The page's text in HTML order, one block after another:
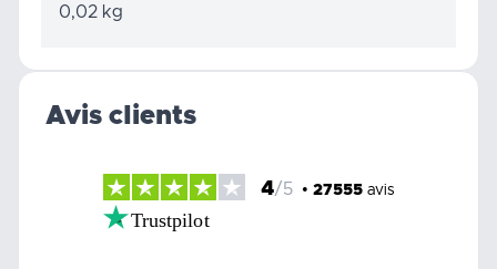
0,02 kg
Avis clients
4/5 • 27555avis
Trustpilot